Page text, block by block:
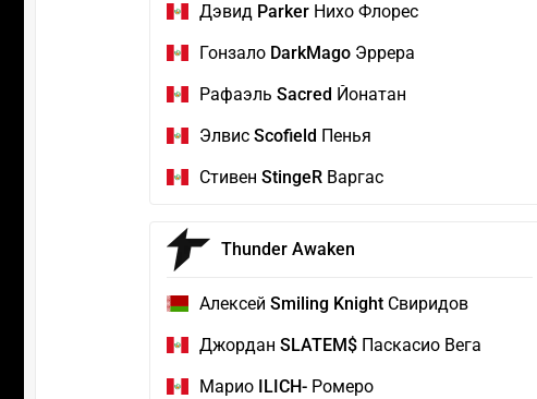
Дэвид Parker Нихо Флорес
Гонзало DarkMago Эррера
Рафаэль Sacred Йонатан
Элвис Scofield Пенья
Стивен StingeR Варгас
Thunder Awaken
Алексей Smiling Knight Свиридов
Джордан SLATEM$ Паскасио Вега
Марио ILICH- Ромеро